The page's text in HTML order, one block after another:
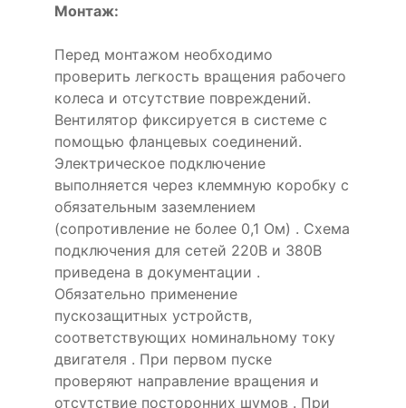
Монтаж:
Перед монтажом необходимо
проверить легкость вращения рабочего
колеса и отсутствие повреждений.
Вентилятор фиксируется в системе с
помощью фланцевых соединений.
Электрическое подключение
выполняется через клеммную коробку с
обязательным заземлением
(сопротивление не более 0,1 Ом) . Схема
подключения для сетей 220В и 380В
приведена в документации .
Обязательно применение
пускозащитных устройств,
соответствующих номинальному току
двигателя . При первом пуске
проверяют направление вращения и
отсутствие посторонних шумов . При